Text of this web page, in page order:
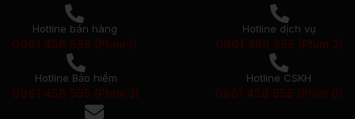
Hotline bán hàng
0961 458 555 (Phím 1)
Hotline dịch vụ
0961 458 555 (Phím 2)
Hotline Bảo hiểm
0961 458 555 (Phím 3)
Hotline CSKH
0961 458 555 (Phím 0)